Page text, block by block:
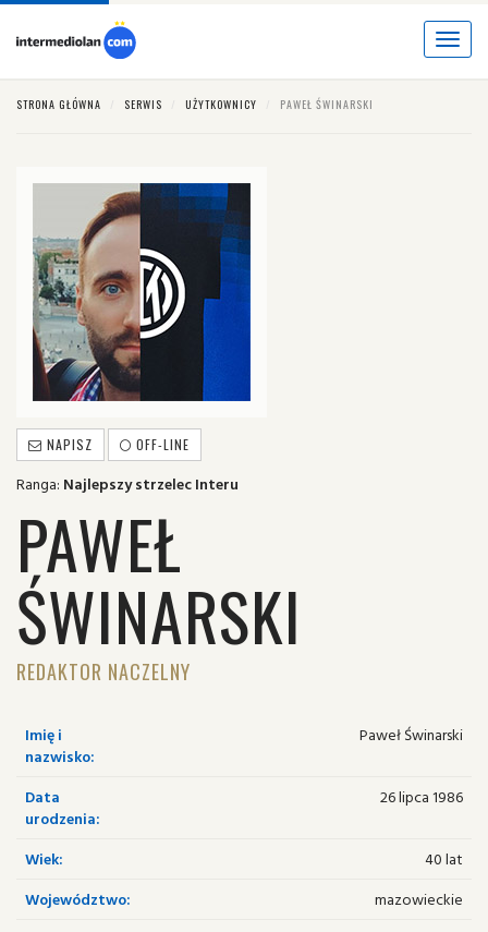
Toggle
STRONA GŁÓWNA SERWIS UŻYTKOWNICY PAWEŁ ŚWINARSKI
NAPISZ OFF-LINE
Ranga: Najlepszy strzelec Interu
PAWEŁ
ŚWINARSKI
REDAKTOR NACZELNY
Imię i
nazwisko:
Paweł Świnarski
Data
urodzenia:
26 lipca 1986
Wiek:
40 lat
Województwo:
mazowieckie